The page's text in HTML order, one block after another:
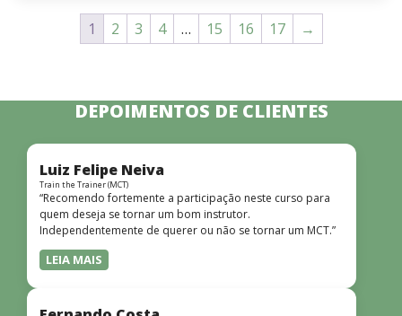
1 2 3 4 … 15 16 17 →
DEPOIMENTOS DE CLIENTES
Luiz Felipe Neiva
Train the Trainer (MCT)
“Recomendo fortemente a participação neste curso para
quem deseja se tornar um bom instrutor.
Independentemente de querer ou não se tornar um MCT.”
LEIA MAIS